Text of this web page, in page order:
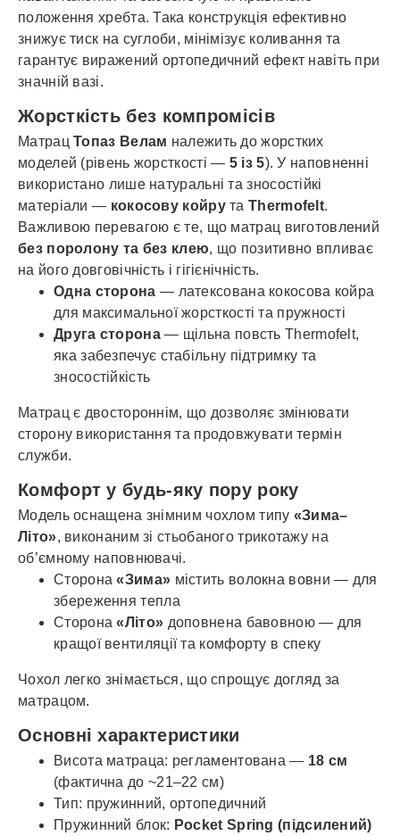
положення хребта. Така конструкція ефективно
знижує тиск на суглоби, мінімізує коливання та
гарантує виражений ортопедичний ефект навіть при
значній вазі.
Жорсткість без компромісів
МатрацТопаз Велам належить до жорстких
моделей (рівень жорсткості — 5 із 5). У наповненні
використано лише натуральні та зносостійкі
матеріали — кокосову койрутаThermofelt.
Важливою перевагою є те, що матрац виготовлений
без поролону та без клею, що позитивно впливає
на його довговічність і гігієнічність.
Одна сторона — латексована кокосова койра
для максимальної жорсткості та пружності
Друга сторона— щільна повсть Thermofelt,
яка забезпечує стабільну підтримку та
зносостійкість
Матрац є двостороннім, що дозволяє змінювати
сторону використання та продовжувати термін
служби.
Комфорт у будь-яку пору року
Модель оснащена знімним чохлом типу «Зима–
Літо», виконаним зі стьобаного трикотажу на
об’ємному наповнювачі.
Сторона«Зима» містить волокна вовни — для
збереження тепла
Сторона«Літо» доповнена бавовною — для
кращої вентиляції та комфорту в спеку
Чохол легко знімається, що спрощує догляд за
матрацом.
Основні характеристики
Висота матраца: регламентована — 18 см
(фактична до ~21–22 см)
Тип: пружинний, ортопедичний
Пружинний блок: Pocket Spring (підсилений)